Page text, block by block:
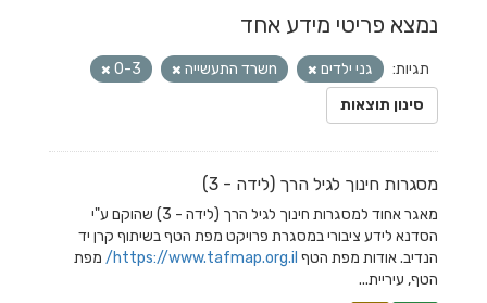
נמצא פריטי מידע אחד
תגיות: גני ילדים nשרד התעשייה
0-3
סינון תוצאות
מסגרות חינוך לגיל הרך (לידה - 3)
מאגר אחוד למסגרות חינוך לגיל הרך (לידה - 3) שהוקם ע"י
הסדנא לידע ציבורי במסגרת פרויקט מפת הטף בשיתוף קרן יד
הנדיב. אודות מפת הטף https://www.tafmap.org.il/
מפת
הטף, עיריית...